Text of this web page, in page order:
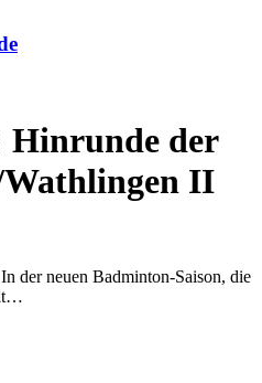
Hinrunde der
II
der neuen Badminton-Saison, die